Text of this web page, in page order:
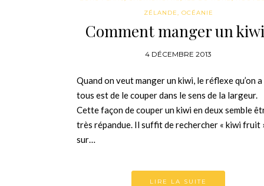
ZÉLANDE, OCÉANIE
Comment manger un
4 DÉCEMBRE 2013
Quand on veut manger un kiwi, le réflexe qu’on a
tous est de le couper dans le sens de la largeur.
Cette façon de couper un kiwi en deux semble
très répandue. Il suffit de rechercher « kiwi fruit
sur…
LIRE LA SUITE